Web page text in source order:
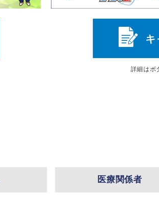
キ
詳細はボ
医療関係者